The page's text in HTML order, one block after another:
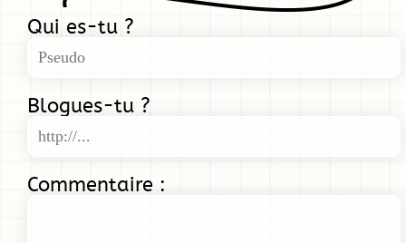
Qui es-tu ?
Blogues-tu ?
Commentaire :